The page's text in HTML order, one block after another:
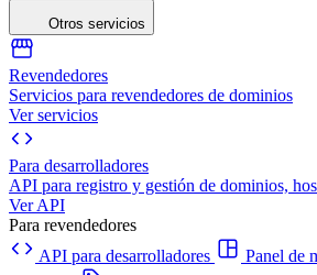
Otros servicios
Revendedores
Servicios para revendedores de dominios
Ver servicios
Para desarrolladores
API para registro y gestión de dominios,
Ver API
Para revendedores
API para desarrolladores
Panel de